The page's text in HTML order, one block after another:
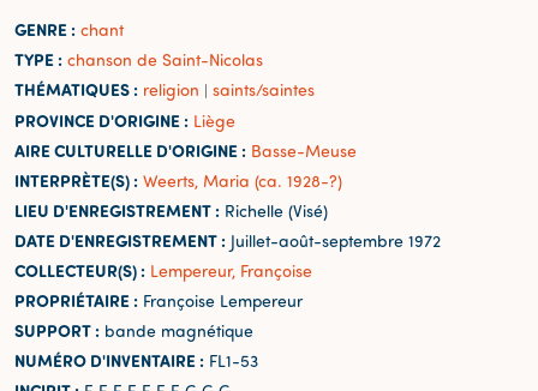
GENRE : chant
TYPE : chanson de Saint-Nicolas
THÉMATIQUES : religion | saints/saintes
PROVINCE D'ORIGINE : Liège
AIRE CULTURELLE D'ORIGINE : Basse-Meuse
INTERPRÈTE(S) : Weerts, Maria (ca. 1928-?)
LIEU D'ENREGISTREMENT : Richelle (Visé)
DATE D'ENREGISTREMENT : Juillet-août-septembre 1972
COLLECTEUR(S) : Lempereur, Françoise
PROPRIÉTAIRE : Françoise Lempereur
SUPPORT : bande magnétique
NUMÉRO D'INVENTAIRE : FL1-53